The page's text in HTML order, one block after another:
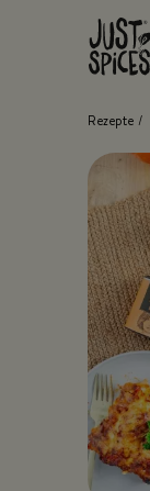
Zum Inhalt springen
Rezepte /